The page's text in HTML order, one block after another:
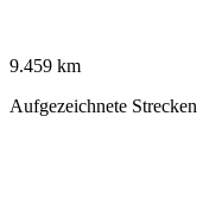
9.459 km
Aufgezeichnete Strecken